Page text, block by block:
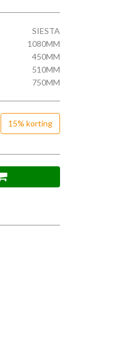
SIESTA
1080MM
450MM
510MM
750MM
15% korting